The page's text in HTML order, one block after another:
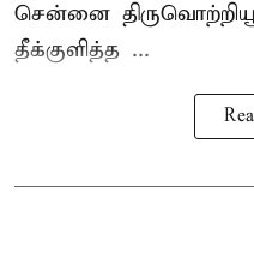
சென்னை
தீக்குளித்த ...